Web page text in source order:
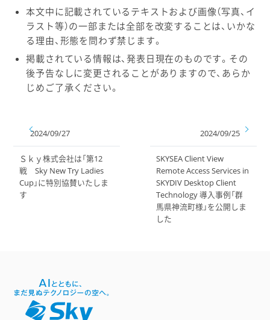
本文中に記載されているテキストおよび画像（写真、イ
ラスト等）の一部または全部を改変することは、いかな
る理由、形態を問わず禁じます。
掲載されている情報は、発表日現在のものです。その
後予告なしに変更されることがありますので、あらか
じめご了承ください。
2024/09/27
Ｓｋｙ株式会社は「第12
戦 Sky New Try Ladies
Cup」に特別協賛いたしま
す
2024/09/25
SKYSEA Client View
Remote Access Services in
SKYDIV Desktop Client
Technology 導入事例「群
馬県神流町様」を公開しま
した